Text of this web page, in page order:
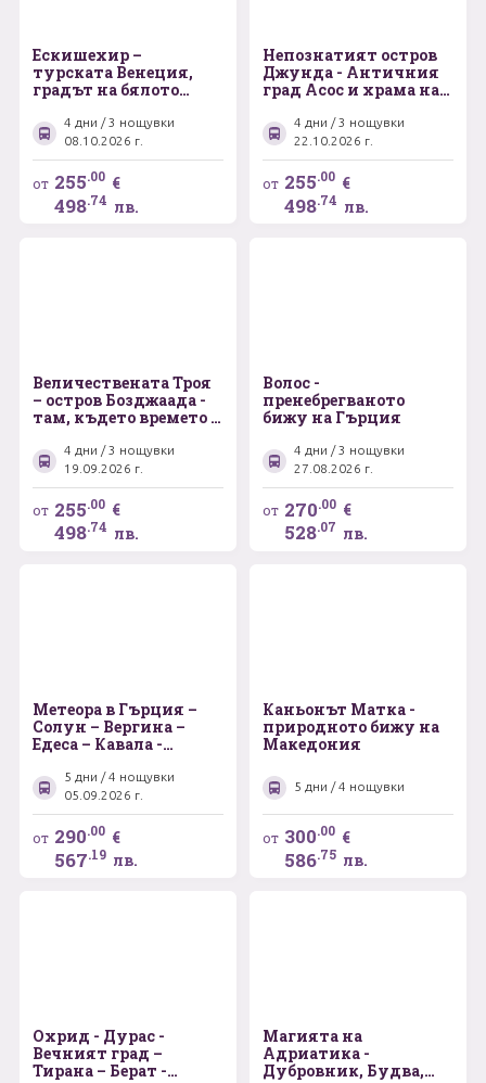
Ескишехир –
турската Венеция,
градът на бялото
повече – Бурса –
Изник - Истанбул
4 дни / 3 нощувки
08.10.2026 г.
от 255.00 €
498.74 лв.
Непознатият остров
Джунда - Античния
град Асос и храма на
Бергама - Айвалък -
Чанаккале -
Величествената Троя
4 дни / 3 нощувки
22.10.2026 г.
от 255.00 €
498.74 лв.
Величествената Троя
– остров Бозджаада -
там, където времето е
Айвалък - Чанаккале
4 дни / 3 нощувки
19.09.2026 г.
от 255.00 €
498.74 лв.
Волос -
пренебрегваното
бижу на Гърция
4 дни / 3 нощувки
27.08.2026 г.
от 270.00 €
528.07 лв.
Метеора в Гърция –
Солун – Вергина –
Едеса – Кавала -
5 дни / 4 нощувки
05.09.2026 г.
от 290.00 €
567.19 лв.
Каньонът Матка -
природното бижу на
Македония
5 дни / 4 нощувки
от 300.00 €
586.75 лв.
Охрид - Дурас -
Вечният град –
Тирана – Берат -
Магията на
Адриатика -
Дубровник, Будва,